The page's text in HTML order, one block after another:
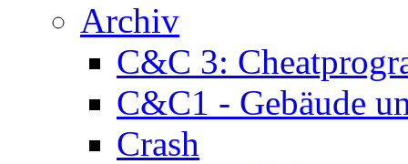
Archiv
C&C 3:
C&C1 - Gebäude
Crash